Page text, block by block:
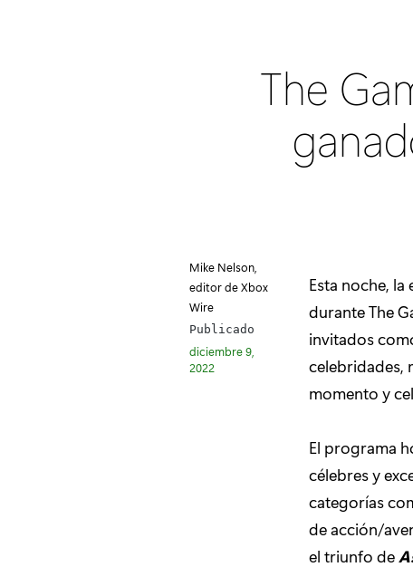
The
Mike Nelson,
editor de Xbox
Wire
Publicado
diciembre 9,
2022
Esta noche,
durante The
invitados
celebridades,
momento y
El programa
célebres y
categorías
de acción/
el triunfo de